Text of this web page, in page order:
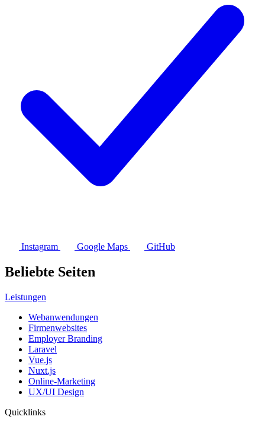
Instagram Google Maps GitHub
Beliebte Seiten
Leistungen
Webanwendungen
Firmenwebsites
Employer Branding
Laravel
Vue.js
Nuxt.js
Online-Marketing
UX/UI Design
Quicklinks